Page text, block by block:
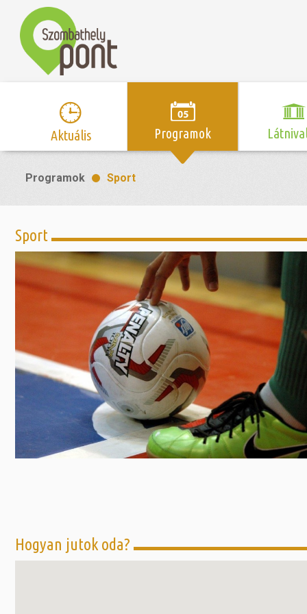
Aktuális Programok
Program naptár
Mozi
Színház/Tánc
Előadás/Kiállítás
Gyerekeknek
Sport
Buli/Disco
Kiemelt rendezvények
Tanfolyam, képzés
Ünnepek,
Szent
Zsidó
most
Fák
Hírek
Sport és
Egyéb
Röplabda
Programok Sport
Sport
Hogyan jutok oda?